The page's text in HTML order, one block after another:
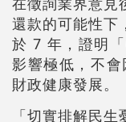
還款的可能性下
於 7 年，證明
影響極低，不
財政健康發展。
「切實排解民